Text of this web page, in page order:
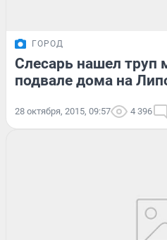
ГОРОД
Слесарь нашел
подвале дома на
28 октября, 2015, 09:57 4 396